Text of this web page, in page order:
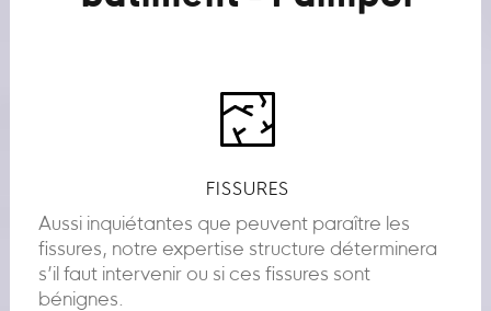
FISSURES
Aussi inquiétantes que peuvent paraître les
fissures, notre expertise structure déterminera
s’il faut intervenir ou si ces fissures sont
bénignes.